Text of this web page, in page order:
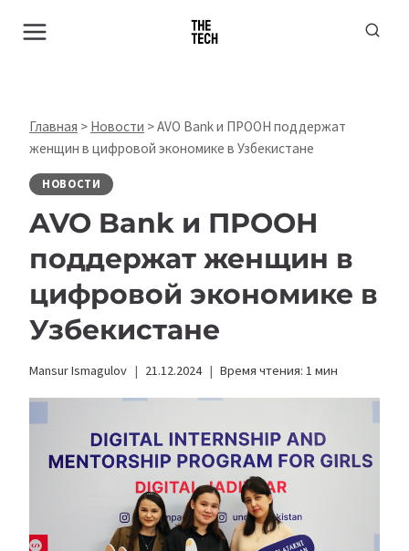
Главная > Новости >AVO Bank и ПРООН поддержат
женщин в цифровой экономике в Узбекистане
НОВОСТИ
AVO Bank и ПРООН
поддержат женщин в
цифровой экономике в
Узбекистане
Mansur Ismagulov 21.12.2024 Время чтения: 1 мин